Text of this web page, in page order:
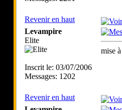
Revenir en haut
Levampire
Elite
Inscrit le: 03/07/2006
Messages: 1202
mise
Revenir en haut